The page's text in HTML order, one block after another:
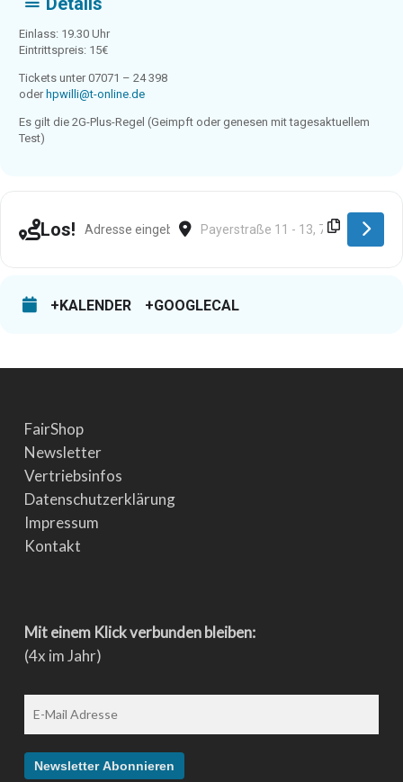
Einlass: 19.30 Uhr
Eintrittspreis: 15€
Tickets unter 07071 – 24 398
oder hpwilli@t-online.de
Es gilt die 2G-Plus-Regel (Geimpft oder genesen mit tagesaktuellem
Test)
Los! Address - Tübingen [ldEkBiCLf]Destination Address - Tübingen
+KALENDER +GOOGLECAL
FairShop
Newsletter
Vertriebsinfos
Datenschutzerklärung
Impressum
Kontakt
Mit einem Klick verbunden bleiben:
(4x im Jahr)